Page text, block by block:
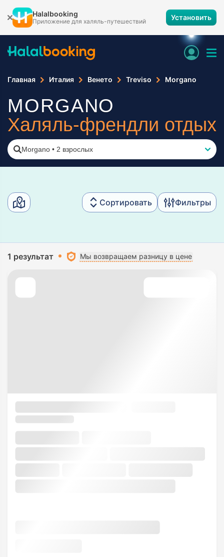
Halalbooking
Приложение для халяль-путешествий Установить
Главная Италия Венето Treviso Morgano
MORGANO
Халяль-френдли отдых
Morgano • 2 взрослых
Сортировать Фильтры
1 результат Мы возвращаем разницу в цене